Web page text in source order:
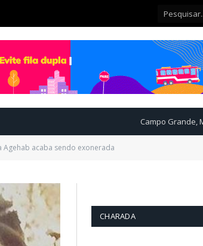
Campo Grande,
Agehab acaba sendo exonerada
CHARADA